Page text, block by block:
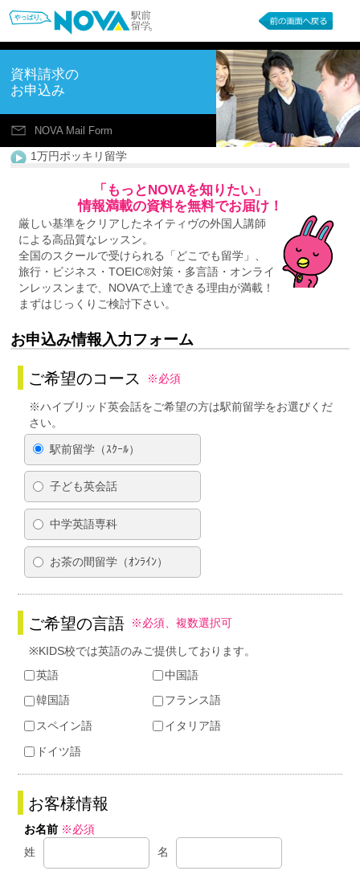
資料請求の
お申込み
NOVA Mail Form
1万円ポッキリ留学
「もっとNOVAを知りたい」
情報満載の資料を無料でお届け！
厳しい基準をクリアしたネイティヴの外国人講師
による高品質なレッスン。
全国のスクールで受けられる「どこでも留学」、
旅行・ビジネス・TOEIC®対策・多言語・オンライ
ンレッスンまで、NOVAで上達できる理由が満載！
まずはじっくりご検討下さい。
お申込み情報入力フォーム
ご希望のコース ※必須
※ハイブリッド英会話をご希望の方は駅前留学をお選びくだ
さい。
駅前留学（ｽｸｰﾙ）
子ども英会話
中学英語専科
お茶の間留学（ｵﾝﾗｲﾝ）
ご希望の言語 ※必須、複数選択可
※KIDS校では英語のみご提供しております。
英語
中国語
韓国語
フランス語
スペイン語
イタリア語
ドイツ語
お客様情報
お名前 ※必須
姓
名